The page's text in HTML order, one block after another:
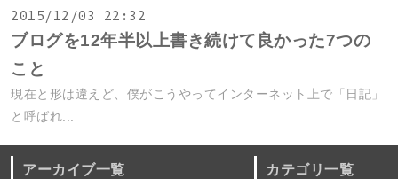
2015/12/03 22:32
ブログを12年半以上書き続けて良かった7つの
こと
現在と形は違えど、僕がこうやってインターネット上で「日記」
と呼ばれ...
アーカイブ一覧 カテゴリ一覧